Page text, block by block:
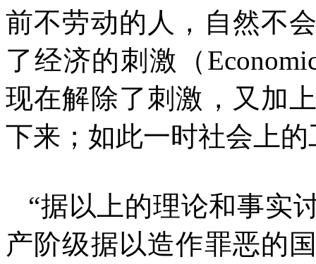
前不劳动的人，自然不
了经济的刺激（
现在解除了刺激，又加
下来；如此一时社会上
“据以上的理论和事实
产阶级据以造作罪恶的